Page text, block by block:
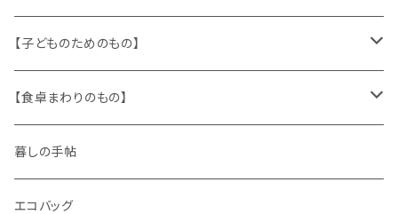
キャラクター
ピノキオ
文房具
木製品
ミニチュア、ドールハウス
パズル、ゲーム
古本、古雑誌、古えほん
古レコード
古せっけん
ガラス
プラスチック
紙
トリム
ワッペン
キッチンクロス、ナプキン
ニット
布地
【子どものためのもの】
身に着けるもの
【食卓まわりのもの】
ガラス
花びん
陶磁器
暮しの手帖
エコバッグ